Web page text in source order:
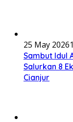
25 May 2026
Sambut Idul
Salurkan 8
Cianjur